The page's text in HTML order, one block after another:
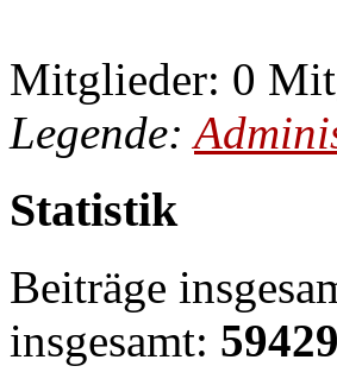
Mitglieder: 0
Legende:
Statistik
Beiträge
insgesamt: 59429